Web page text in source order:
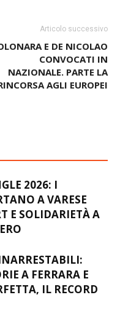
Articolo successivo
E DE NICOLAO
CONVOCATI IN
NAZIONALE. PARTE LA
AGLI EUROPEI
2026: I
A VARESE
E SOLIDARIETÀ A
A FERRARA E
IL RECORD